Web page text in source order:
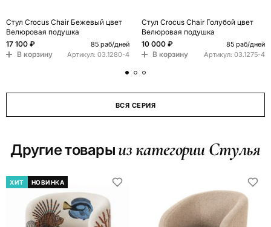
Стул Crocus Chair Бежевый цвет
Велюровая подушка
17 100 ₽
85 раб/дней
В корзину Артикул: 03.1280-4
Стул Crocus Chair Голубой цвет
Велюровая подушка
10 000 ₽
85 раб/дней
В корзину Артикул: 03.1275-4
ВСЯ СЕРИЯ
Другие товары из категории Стулья
ХИТ НОВИНКА